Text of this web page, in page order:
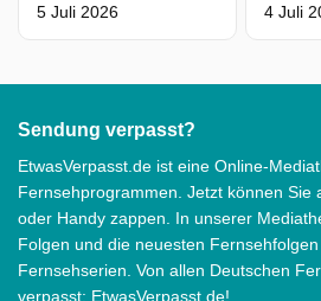
5 Juli 2026
4 Juli
Sendung verpasst?
EtwasVerpasst.de ist eine Online-
Fernsehprogrammen. Jetzt können Sie
oder Handy zappen. In unserer
Folgen und die neuesten
Fernsehserien. Von allen Deutschen
verpasst: EtwasVerpasst.de!